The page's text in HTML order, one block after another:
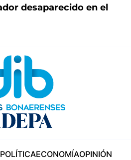
desaparecido en el
POLÍTICAECONOMÍAOPINIÓN